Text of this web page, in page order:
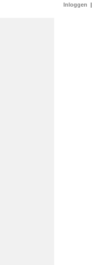
Inloggen |